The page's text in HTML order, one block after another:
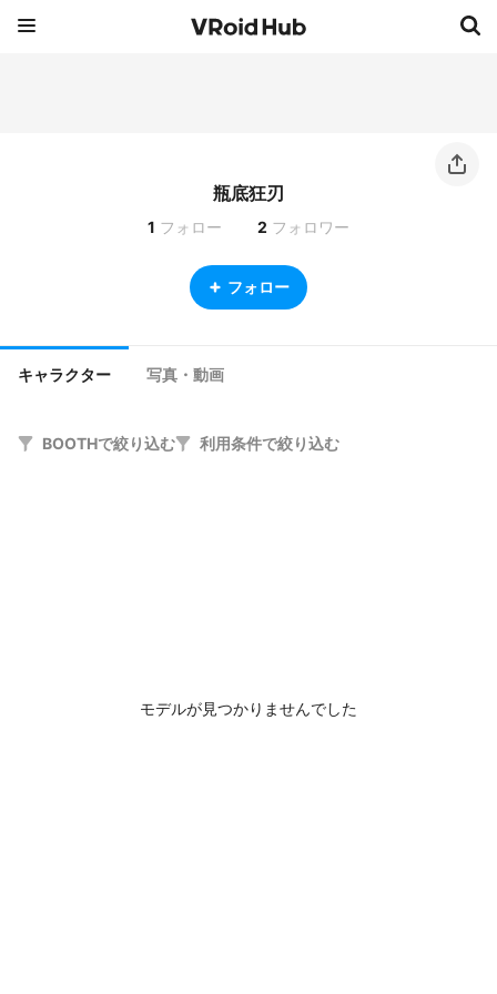
瓶底狂刃
1 フォロー 2 フォロワー
フォロー
キャラクター 写真・動画
BOOTHで絞り込む 利用条件で絞り込む
モデルが見つかりませんでした